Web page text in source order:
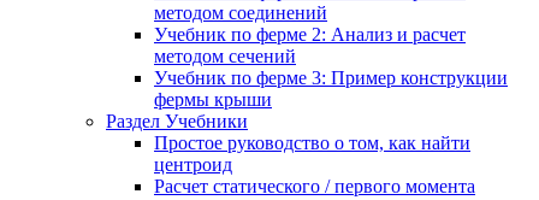
методом соединений
Учебник по ферме 2: Анализ и расчет
методом сечений
Учебник по ферме 3: Пример конструкции
фермы крыши
Раздел Учебники
Простое руководство о том, как найти
центроид
Расчет статического / первого момента